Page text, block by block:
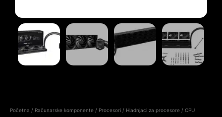
Početna / Računarske komponente / Procesori / Hladnjaci za procesore / CPU